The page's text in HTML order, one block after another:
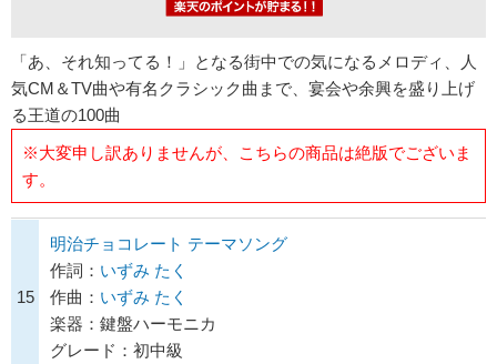
「あ、それ知ってる！」となる街中での気になるメロディ、人
気CM＆TV曲や有名クラシック曲まで、宴会や余興を盛り上げ
る王道の100曲
※大変申し訳ありませんが、こちらの商品は絶版でございま
す。
15
明治チョコレート テーマソング
作詞： いずみ たく
作曲： いずみ たく
楽器：鍵盤ハーモニカ
グレード：初中級